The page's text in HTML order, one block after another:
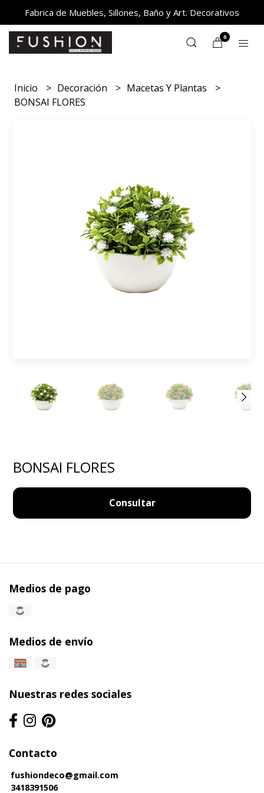
Fabrica de Muebles, Sillones, Baño y Art. Decorativos
0
Inicio Decoración
Macetas Y Plantas
BONSAI FLORES
BONSAI FLORES
Consultar
Medios de pago
Medios de envío
Nuestras redes sociales
Contacto
fushiondeco@gmail.com
3418391506